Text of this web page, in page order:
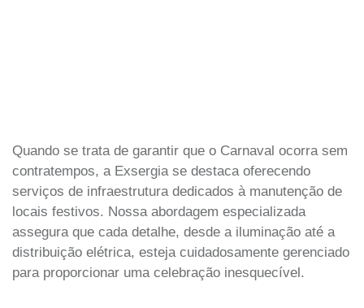
Quando se trata de garantir que o Carnaval ocorra sem
contratempos, a Exsergia se destaca oferecendo
serviços de infraestrutura dedicados à manutenção de
locais festivos. Nossa abordagem especializada
assegura que cada detalhe, desde a iluminação até a
distribuição elétrica, esteja cuidadosamente gerenciado
para proporcionar uma celebração inesquecível.